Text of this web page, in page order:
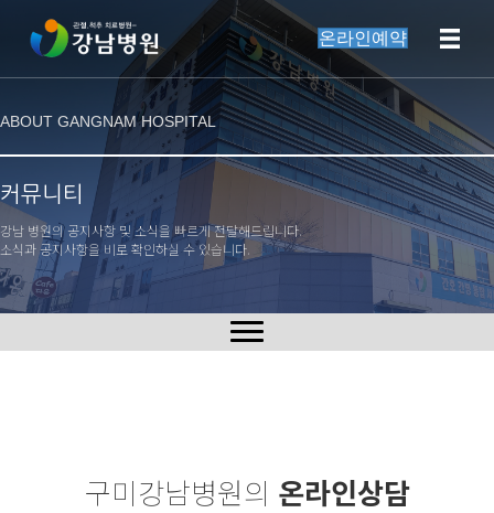
온라인예약
ABOUT GANGNAM HOSPITAL
커뮤니티
강남 병원의 공지사항 및 소식을 빠르게 전달해드립니다.
소식과 공지사항을 비로 확인하실 수 있습니다.
구미강남병원의 온라인상담